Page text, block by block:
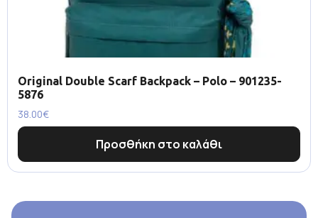
Original Double Scarf Backpack – Polo – 901235-
5876
38.00€
Προσθήκη στο καλάθι